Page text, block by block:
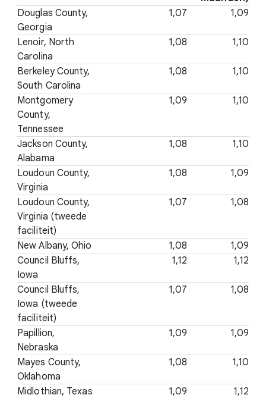
Douglas County,
Georgia
1,07 1,09
Lenoir, North
Carolina
1,08 1,10
Berkeley County,
South Carolina
1,08 1,10
Montgomery
County,
Tennessee
1,09 1,10
Jackson County,
Alabama
1,08 1,10
Loudoun County,
Virginia
1,08 1,09
Loudoun County,
Virginia (tweede
faciliteit)
1,07 1,08
New Albany, Ohio 1,08
1,09
Council Bluffs,
Iowa
1,12 1,12
Council Bluffs,
Iowa (tweede
faciliteit)
1,07 1,08
Papillion,
Nebraska
1,09 1,09
Mayes County,
Oklahoma
1,08 1,10
Midlothian, Texas 1,09
1,12